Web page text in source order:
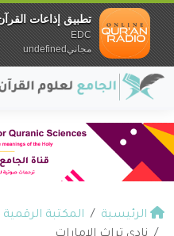
الرئيسية المكتبة الرقمية
تطبيق إذاعات
EDC
مجانيundefined